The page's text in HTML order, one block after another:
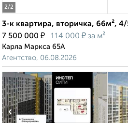
2/2
3-к квартира, вторичка, 66м²,
7 500 000 ₽ 114 000 ₽ за м²
Карла Маркса 65А
Агентство, 06.08.2026
‹